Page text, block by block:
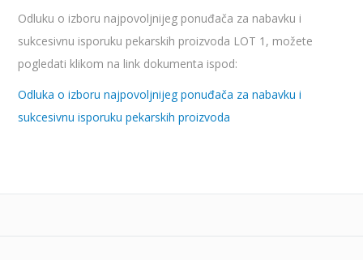
Odluku o izboru najpovoljnijeg ponuđača za nabavku i
sukcesivnu isporuku pekarskih proizvoda LOT 1, možete
pogledati klikom na link dokumenta ispod:
Odluka o izboru najpovoljnijeg ponuđača za nabavku i
sukcesivnu isporuku pekarskih proizvoda